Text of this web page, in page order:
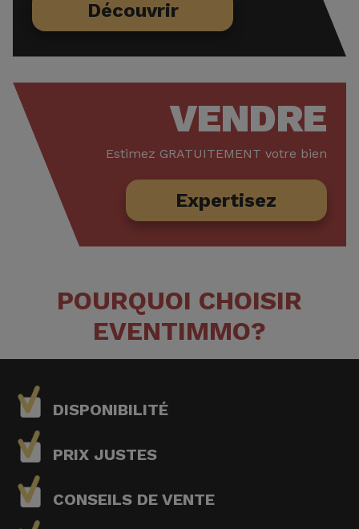
Découvrir
VENDRE
Estimez GRATUITEMENT votre bien
Expertisez
POURQUOI CHOISIR
EVENTIMMO?
DISPONIBILITÉ
PRIX JUSTES
CONSEILS DE VENTE